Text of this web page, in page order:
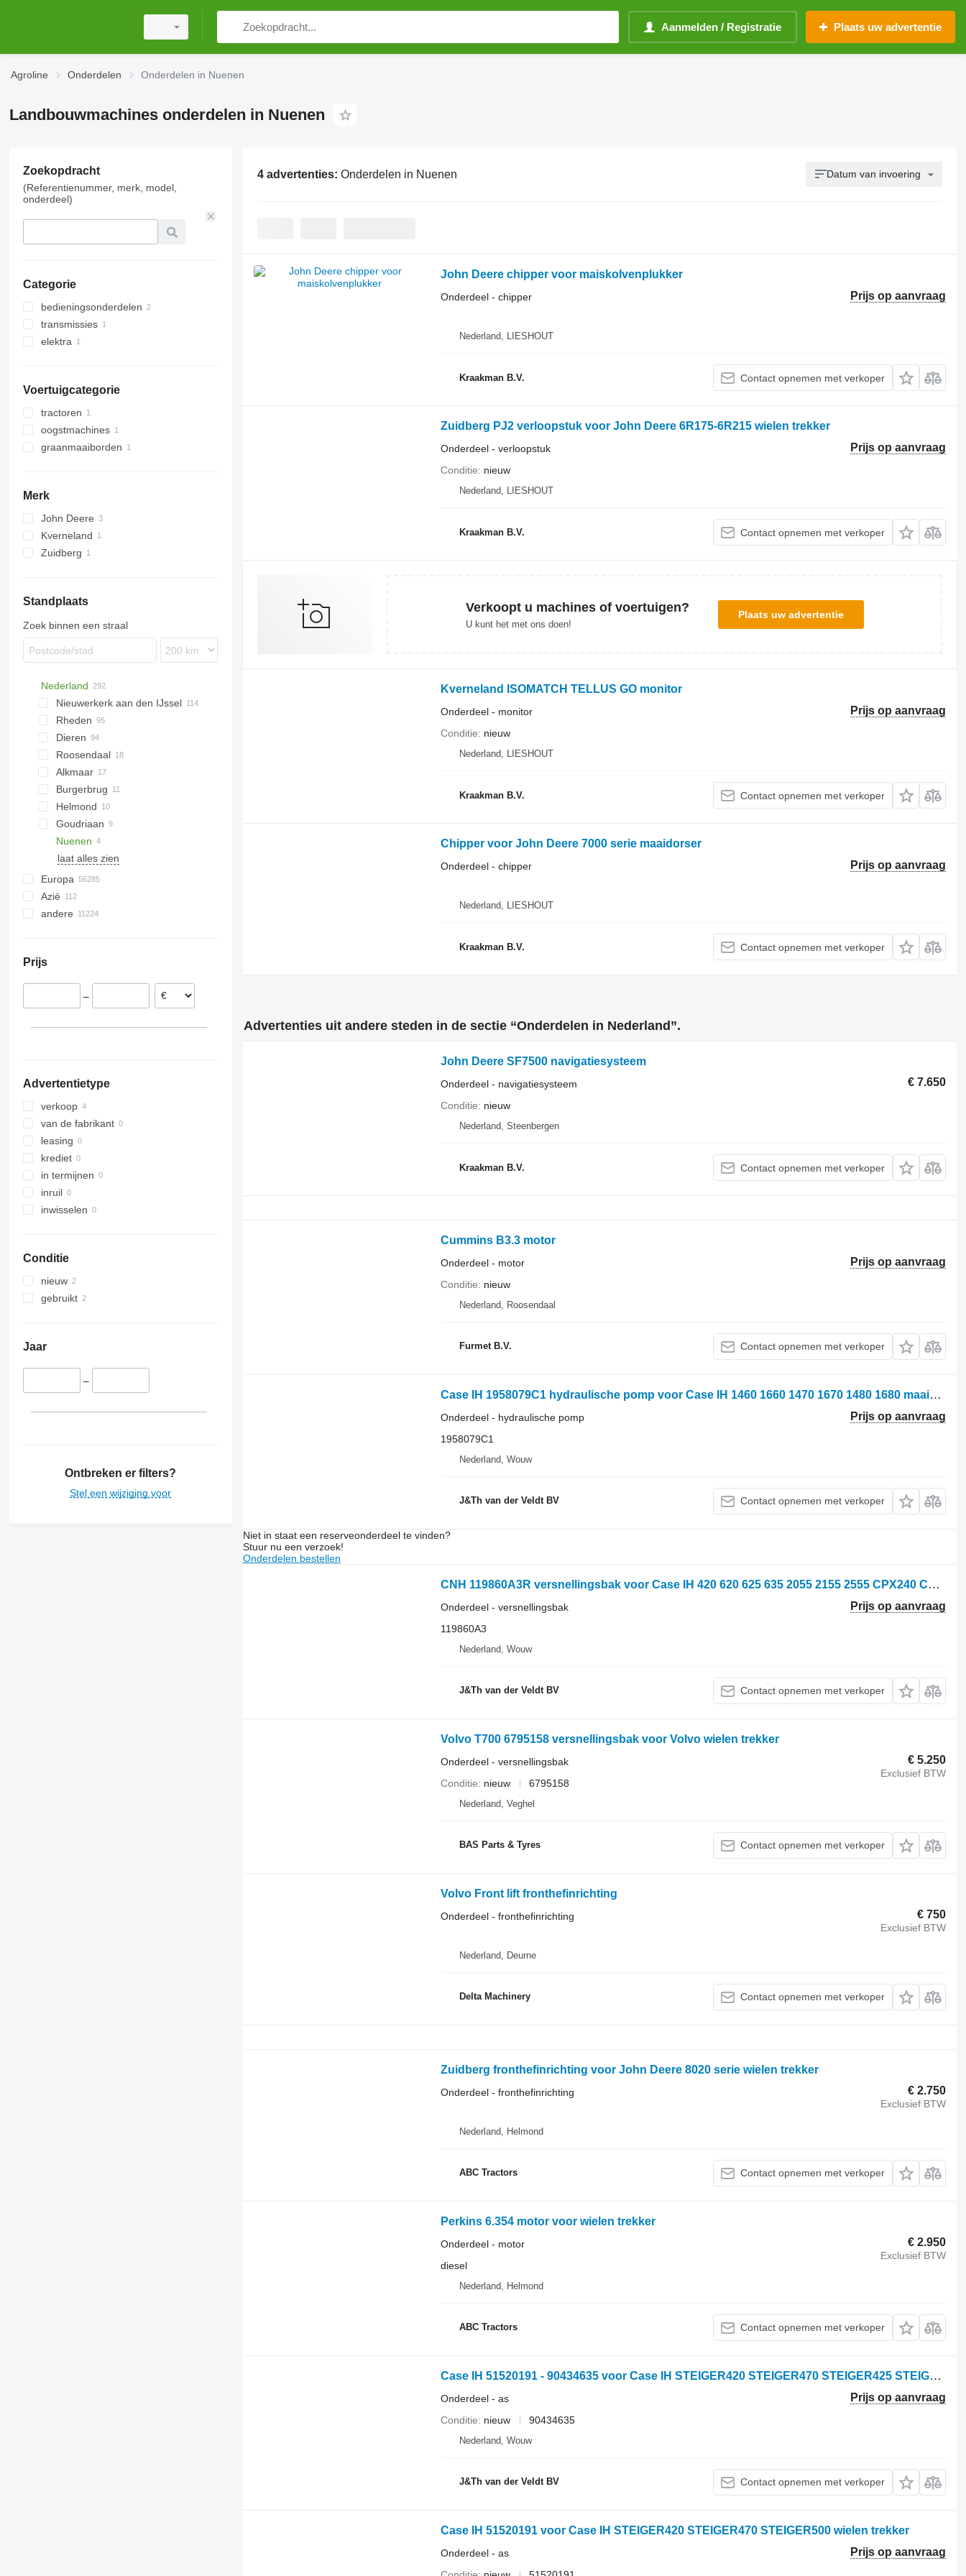
Aanmelden / Registratie Plaats uw advertentie
Agroline Onderdelen Onderdelen in Nuenen
Landbouwmachines onderdelen in Nuenen
Zoekopdracht
(Referentienummer, merk, model,
onderdeel)
Categorie
bedieningsonderdelen
chippers
transmissies
verloopstukken
elektra
Voertuigcategorie
tractoren
wielen trekkers
oogstmachines
maaidorsers
graanmaaiborden
Merk
John Deere
6R
7000
Kverneland
Zuidberg
Standplaats
Zoek binnen een straal
Nederland
Nieuwerkerk aan den IJssel
Rheden
Dieren
Roosendaal
Alkmaar
Burgerbrug
Helmond
Goudriaan
Nuenen
laat alles zien
Europa
Ierland
Denemarken
Griekenland
Frankrijk
Azië
Oezbekistan
andere
Chili
Prijs
–
Advertentietype
verkoop
van de fabrikant
leasing
krediet
in termijnen
inruil
inwisselen
Conditie
nieuw
gebruikt
Jaar
–
Ontbreken er filters?
Stel een wijziging voor
4 advertenties: Onderdelen in Nuenen Datum van invoering
John Deere chipper voor maiskolvenplukker
Prijs op aanvraag
Onderdeel - chipper
Nederland, LIESHOUT
Kraakman B.V. Contact opnemen met verkoper
Zuidberg PJ2 verloopstuk voor John Deere 6R175-6R215 wielen trekker
Prijs op aanvraag
Onderdeel - verloopstuk
Conditie
nieuw
Nederland, LIESHOUT
Kraakman B.V. Contact opnemen met verkoper
Verkoopt u machines of voertuigen?
U kunt het met ons doen!
Plaats uw advertentie
Kverneland ISOMATCH TELLUS GO monitor
Prijs op aanvraag
Onderdeel - monitor
Conditie
nieuw
Nederland, LIESHOUT
Kraakman B.V. Contact opnemen met verkoper
Chipper voor John Deere 7000 serie maaidorser
Prijs op aanvraag
Onderdeel - chipper
Nederland, LIESHOUT
Kraakman B.V. Contact opnemen met verkoper
Advertenties uit andere steden in de sectie “Onderdelen in Nederland”.
John Deere SF7500 navigatiesysteem
€ 7.650
Onderdeel - navigatiesysteem
Conditie
nieuw
Nederland, Steenbergen
Kraakman B.V. Contact opnemen met verkoper
Cummins B3.3 motor
Prijs op aanvraag
Onderdeel - motor
Conditie
nieuw
Nederland, Roosendaal
Furmet B.V. Contact opnemen met verkoper
Case IH 1958079C1 hydraulische pomp voor Case IH 1460 1660 1470 1670 1480 1680 maaidorser
Prijs op aanvraag
Onderdeel - hydraulische pomp
1958079C1
Nederland, Wouw
J&Th van der Veldt BV Contact opnemen met verkoper
Niet in staat een reserveonderdeel te vinden?
Stuur nu een verzoek!
Onderdelen bestellen
CNH 119860A3R versnellingsbak voor Case IH 420 620 625 635 2055 2155 2555 CPX240 CPX610 CPX620 maaidorser
Prijs op aanvraag
Onderdeel - versnellingsbak
119860A3
Nederland, Wouw
J&Th van der Veldt BV Contact opnemen met verkoper
Volvo T700 6795158 versnellingsbak voor Volvo wielen trekker
€ 5.250
Exclusief BTW
Onderdeel - versnellingsbak
Conditie
nieuw 6795158
Nederland, Veghel
BAS Parts & Tyres Contact opnemen met verkoper
Volvo Front lift fronthefinrichting
€ 750
Exclusief BTW
Onderdeel - fronthefinrichting
Nederland, Deurne
Delta Machinery Contact opnemen met verkoper
Zuidberg fronthefinrichting voor John Deere 8020 serie wielen trekker
€ 2.750
Exclusief BTW
Onderdeel - fronthefinrichting
Nederland, Helmond
ABC Tractors Contact opnemen met verkoper
Perkins 6.354 motor voor wielen trekker
€ 2.950
Exclusief BTW
Onderdeel - motor
diesel
Nederland, Helmond
ABC Tractors Contact opnemen met verkoper
Case IH 51520191 - 90434635 voor Case IH STEIGER420 STEIGER470 STEIGER425 STEIGER475 STEIGER500 STEIGER525 wielen trekker
Prijs op aanvraag
Onderdeel - as
Conditie
nieuw 90434635
Nederland, Wouw
J&Th van der Veldt BV Contact opnemen met verkoper
Case IH 51520191 voor Case IH STEIGER420 STEIGER470 STEIGER500 wielen trekker
Prijs op aanvraag
Onderdeel - as